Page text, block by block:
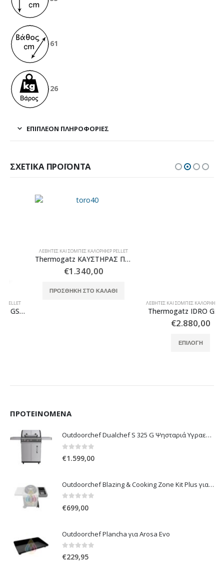
61
26
ΕΠΙΠΛΈΟΝ ΠΛΗΡΟΦΟΡΊΕΣ
ΣΧΕΤΙΚΆ ΠΡΟΪΌΝΤΑ
ΛΈΒΗΤΕΣ ΚΑΙ ΣΌΜΠΕΣ ΚΑΛΟΡΙΦΈΡ PELLET
Thermogatz ΚΑΥΣΤΗΡΑΣ ΠΕΛΛΕΤ TORO 40
1.340,00
ΠΡΟΣΘΉΚΗ ΣΤΟ ΚΑΛΆΘΙ
ΛΈΒΗΤΕΣ ΚΑΙ ΣΌΜΠΕΣ ΚΑΛΟΡΙΦΈΡ PELLET
Thermogatz IDRO GSP 23
ΠΡΟΤΕΙΝΌΜΕΝΑ
Outdoorchef Dualchef S 325 G Ψησταριά Υγραερίου
€1.599,00
Outdoorchef Blazing & Cooking Zone Kit Plus για Ψησταριά Arosa Evo
€699,00
Outdoorchef Plancha για Arosa Evo
0out of 5
€229,95